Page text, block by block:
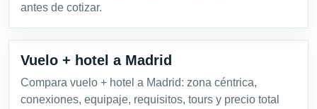
antes de cotizar.
Vuelo + hotel a Madrid
Compara vuelo + hotel a Madrid: zona céntrica,
conexiones, equipaje, requisitos, tours y precio total